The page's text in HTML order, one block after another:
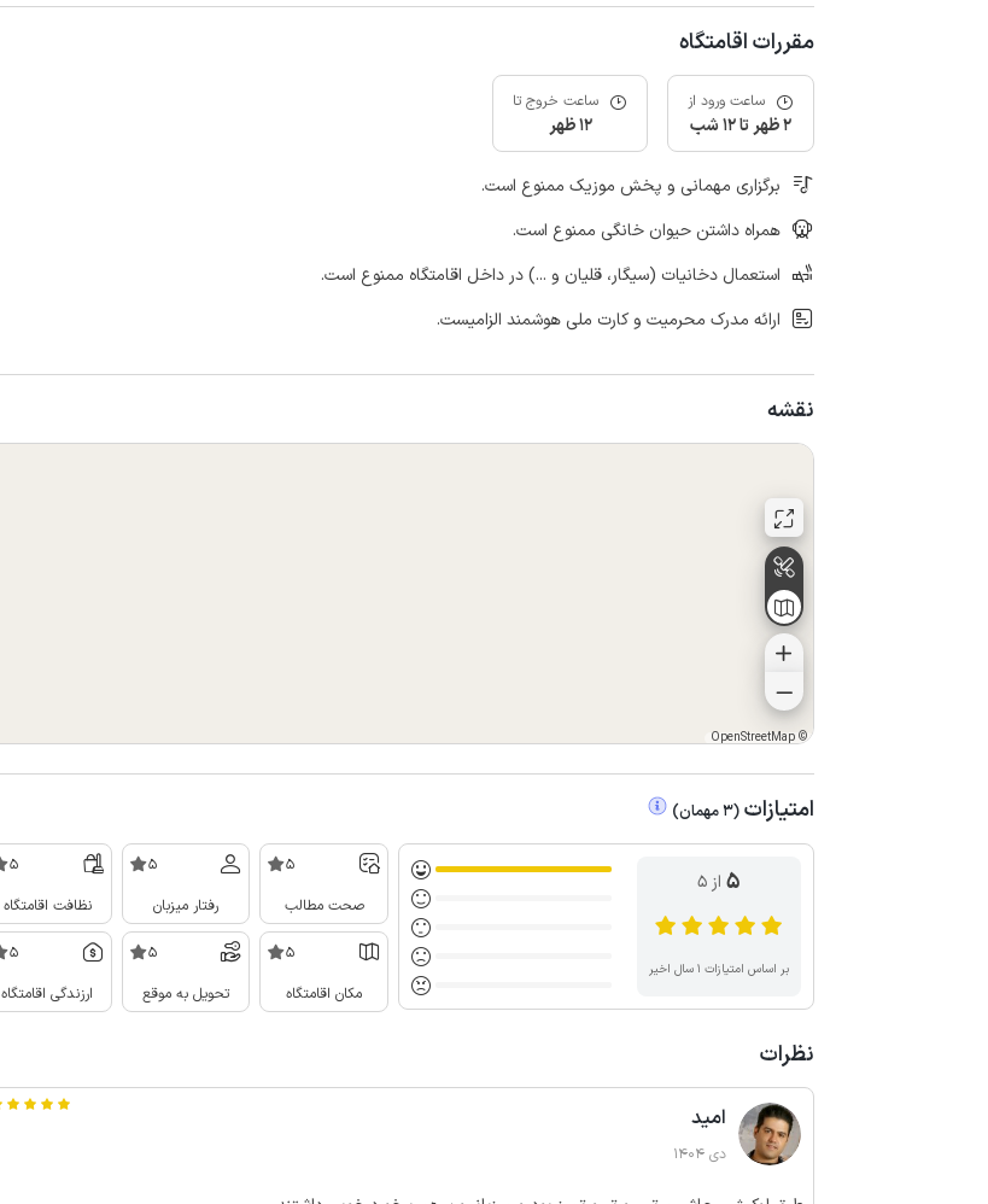
مقررات اقامتگاه
ساعت ورود از
2 ظهر تا 12 شب
ساعت خروج تا
12 ظهر
برگزاری مهمانی و پخش موزیک ممنوع است.
همراه داشتن حیوان خانگی ممنوع است.
استعمال دخانیات (سیگار، قلیان و ...) در داخل اقامتگاه ممنوع است.
ارائه مدرک محرمیت و کارت ملی هوشمند الزامیست.
نقشه
©
OpenStreetMap
امتیازات (
3مهمان)
5 از ۵
بر اساس امتیازات ۱ سال اخیر
5
صحت مطالب
5
رفتار میزبان
5
نظافت اقامتگاه
5
مکان اقامتگاه
5
تحویل به موقع
5
ارزندگی اقامتگاه
نظرات
امید
دی 1404